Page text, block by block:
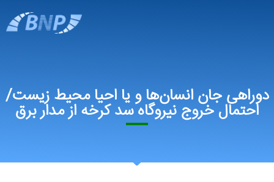
دوراهی جان انسان‌ها و یا احیا محیط زیست/
احتمال خروج نیروگاه سد کرخه از مدار برق